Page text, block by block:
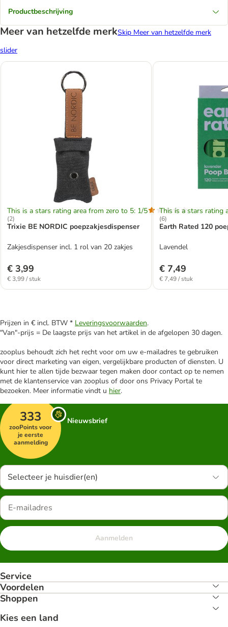
Productbeschrijving
Meer van hetzelfde merkSkip Meer van hetzelfde merk
slider
This is a stars rating area from zero to 5: 1/5
(2)
Trixie BE NORDIC poepzakjesdispenser
Zakjesdispenser incl. 1 rol van 20 zakjes
€ 3,99
€ 3,99 / stuk
This is a stars rating
(6)
Earth Rated 120
Lavendel
€ 7,49
€ 7,49 / stuk
Prijzen in € incl. BTW * Leveringsvoorwaarden.
"Van"-prijs = De laagste prijs van het artikel in de afgelopen 30 dagen.
zooplus behoudt zich het recht voor om uw e-mailadres te gebruiken
voor direct marketing van eigen, vergelijkbare producten of diensten. U
kunt hier te allen tijde bezwaar tegen maken door contact op te nemen
met de klantenservice van zooplus of door ons Privacy Portal te
bezoeken. Meer informatie vindt u hier.
333
zooPoints voor
je eerste
aanmelding
Nieuwsbrief
Selecteer je huisdier(en)
Aanmelden
Service
Voordelen
Shoppen
Kies een land